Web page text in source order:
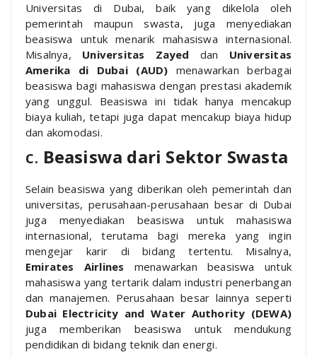
Universitas di Dubai, baik yang dikelola oleh
pemerintah maupun swasta, juga menyediakan
beasiswa untuk menarik mahasiswa internasional.
Misalnya, Universitas Zayed dan Universitas
Amerika di Dubai (AUD) menawarkan berbagai
beasiswa bagi mahasiswa dengan prestasi akademik
yang unggul. Beasiswa ini tidak hanya mencakup
biaya kuliah, tetapi juga dapat mencakup biaya hidup
dan akomodasi.
c. Beasiswa dari Sektor Swasta
Selain beasiswa yang diberikan oleh pemerintah dan
universitas, perusahaan-perusahaan besar di Dubai
juga menyediakan beasiswa untuk mahasiswa
internasional, terutama bagi mereka yang ingin
mengejar karir di bidang tertentu. Misalnya,
Emirates Airlines menawarkan beasiswa untuk
mahasiswa yang tertarik dalam industri penerbangan
dan manajemen. Perusahaan besar lainnya seperti
Dubai Electricity and Water Authority (DEWA)
juga memberikan beasiswa untuk mendukung
pendidikan di bidang teknik dan energi.